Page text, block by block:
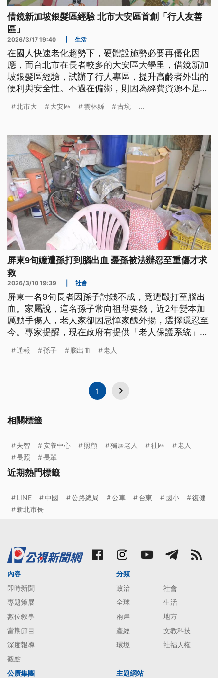
借鏡新加坡銀髮區經驗 北市大安區首創「行人友善
區」
2026/3/17 19:40 生活
在國人快速老化趨勢下，硬體設施勢必要再優化因
應，而台北市在長者較多的大安區大學里，借鏡新加
坡銀髮區經驗，試辦了行人專區，提升高齡者外出的
便利與安全性。不過在偏鄉，則因為經費資源不足，
大問題。老人福利推動聯盟提醒，跨部會應攜手儘速
北市大 大安區 雲林縣 古坑 ...
屏東9旬嬤遭孫打到腦出血 憂孫被法辦忍至重傷才求
救
2026/3/10 19:39 社會
屏東一名9旬長者因孫子討錢不成，竟遭毆打至腦出
血。家屬說，這名孫子常向祖母要錢，近2年變本加
厲動手傷人，老人家卻因忌憚家醜外揚，選擇隱忍至
今。專家提醒，現在政府有提供「老人保護系統」可
介入。
通報 孫子 腦出血 老人
1
相關標籤
失智 安養中心 照顧 獨居老人 社區
老人
長照
長輩
近期熱門標籤
LINE 中國 公路總局 公車 台東 國小
復健
新北市長
內容
即時新聞
專題策展
數位敘事
當期節目
深度報導
觀點
分類
政治
社會
全球
生活
兩岸
地方
產經
文教科技
環境
社福人權
公廣集團 主題網站